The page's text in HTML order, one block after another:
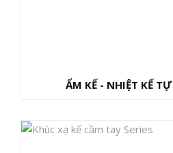
ẨM KẾ - NHIỆT KẾ